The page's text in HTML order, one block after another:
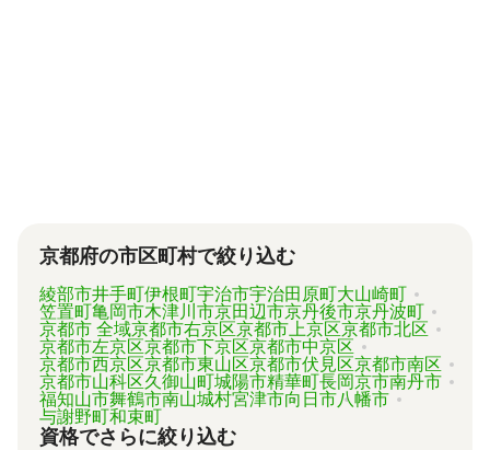
ずは見積を取り寄せてみましょう。
京都府の市区町村で絞り込む
綾部市井手町伊根町宇治市宇治田原町大山崎町
笠置町亀岡市木津川市京田辺市京丹後市京丹波町
京都市 全域京都市右京区京都市上京区京都市北区
京都市左京区京都市下京区京都市中京区
京都市西京区京都市東山区京都市伏見区京都市南区
京都市山科区久御山町城陽市精華町長岡京市南丹市
福知山市舞鶴市南山城村宮津市向日市八幡市
与謝野町和束町
資格でさらに絞り込む